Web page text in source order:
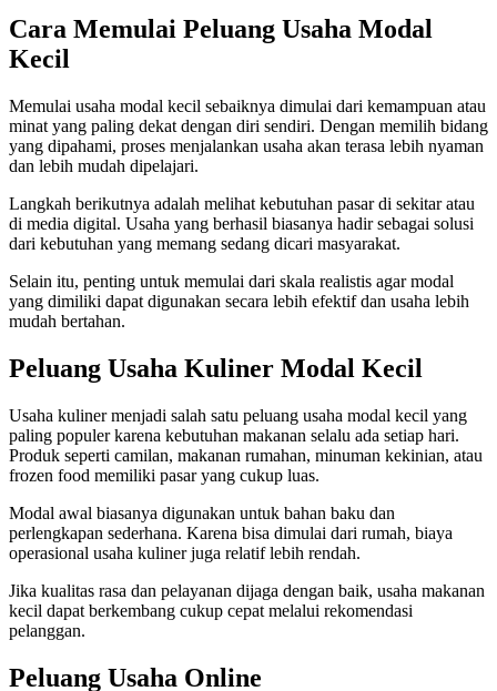
Cara Memulai Peluang Usaha Modal
Kecil
Memulai usaha modal kecil sebaiknya dimulai dari kemampuan atau
minat yang paling dekat dengan diri sendiri. Dengan memilih bidang
yang dipahami, proses menjalankan usaha akan terasa lebih nyaman
dan lebih mudah dipelajari.
Langkah berikutnya adalah melihat kebutuhan pasar di sekitar atau
di media digital. Usaha yang berhasil biasanya hadir sebagai solusi
dari kebutuhan yang memang sedang dicari masyarakat.
Selain itu, penting untuk memulai dari skala realistis agar modal
yang dimiliki dapat digunakan secara lebih efektif dan usaha lebih
mudah bertahan.
Peluang Usaha Kuliner Modal Kecil
Usaha kuliner menjadi salah satu peluang usaha modal kecil yang
paling populer karena kebutuhan makanan selalu ada setiap hari.
Produk seperti camilan, makanan rumahan, minuman kekinian, atau
frozen food memiliki pasar yang cukup luas.
Modal awal biasanya digunakan untuk bahan baku dan
perlengkapan sederhana. Karena bisa dimulai dari rumah, biaya
operasional usaha kuliner juga relatif lebih rendah.
Jika kualitas rasa dan pelayanan dijaga dengan baik, usaha makanan
kecil dapat berkembang cukup cepat melalui rekomendasi
pelanggan.
Peluang Usaha Online